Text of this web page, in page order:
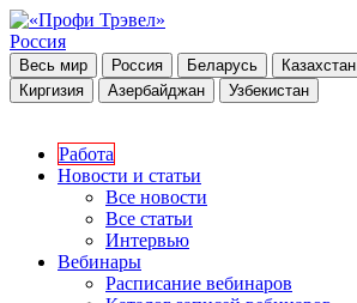
Россия
Весь мир Россия Беларусь Казахстан
Киргизия
Азербайджан Узбекистан
Работа
Новости и статьи
Все новости
Все статьи
Интервью
Вебинары
Расписание вебинаров